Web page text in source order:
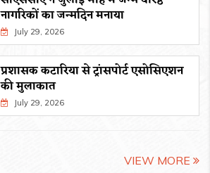
नागरिकों का जन्मदिन मनाया
July 29, 2026
प्रशासक कटारिया से ट्रांसपोर्ट एसोसिएशन
की मुलाकात
July 29, 2026
VIEW MORE